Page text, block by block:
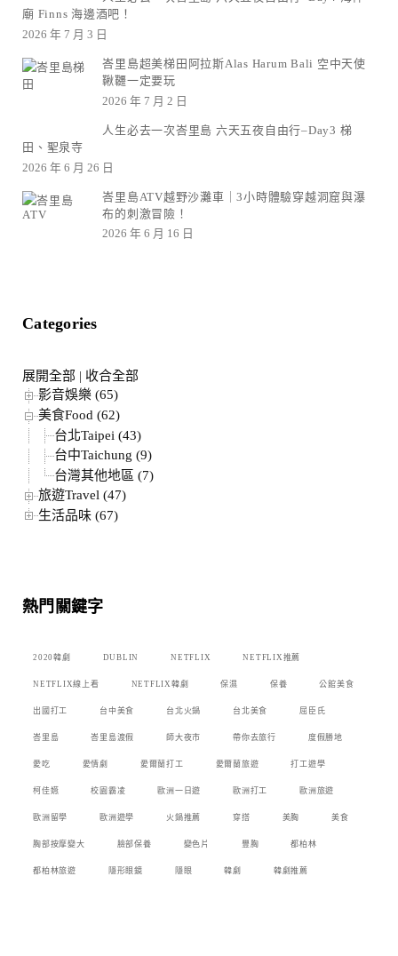
廟 Finns 海邊酒吧！
2026 年 7 月 3 日
峇里島超美梯田阿拉斯Alas Harum Bali 空中天使
鞦韆一定要玩
2026 年 7 月 2 日
人生必去一次峇里島 六天五夜自由行–Day3 梯
田、聖泉寺
2026 年 6 月 26 日
峇里島ATV越野沙灘車｜3小時體驗穿越洞窟與瀑
布的刺激冒險！
2026 年 6 月 16 日
Categories
展開全部 | 收合全部
影音娛樂 (65)
美食Food (62)
台北Taipei (43)
台中Taichung (9)
台灣其他地區 (7)
旅遊Travel (47)
生活品味 (67)
熱門關鍵字
2020韓劇 DUBLIN NETFLIX NETFLIX推薦
NETFLIX線上看 NETFLIX韓劇 保濕 保養 公館美食
出國打工 台中美食 台北火鍋 台北美食 屈臣氏
峇里島 峇里島渡假 師大夜市 帶你去旅行 度假勝地
愛吃 愛情劇 愛爾蘭打工 愛爾蘭旅遊 打工遊學
柯佳嬿 校園霸凌 歐洲一日遊 歐洲打工 歐洲旅遊
歐洲留學 歐洲遊學 火鍋推薦 穿搭 美胸 美食
胸部按摩變大 臉部保養 變色片 豐胸 都柏林
都柏林旅遊 隱形眼鏡 隱眼 韓劇 韓劇推薦